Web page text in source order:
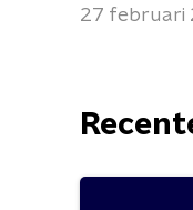
27 februari